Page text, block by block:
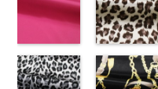
http://www.anys.co.jp/wp-
content/uploads/2013/04/jpg
ステル100％
CHARALIST、
http://
content/
221 ベージュ
ステル100％
CHARALIST、
(777/OT)
http://www.anys.co.jp/wp-
ブラウン
(KKP1092-